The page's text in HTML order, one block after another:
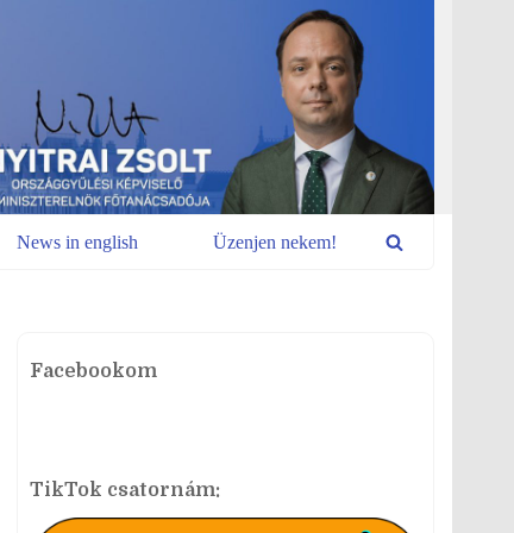
News in english Üzenjen nekem!
Facebookom
TikTok csatornám: